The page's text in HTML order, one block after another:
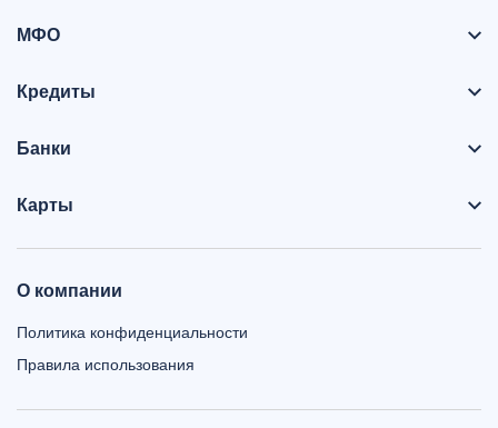
МФО
Кредиты
Банки
Карты
О компании
Политика конфиденциальности
Правила использования